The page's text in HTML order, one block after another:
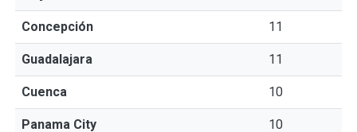
Concepción 11
Guadalajara 11
Cuenca 10
Panama City 10